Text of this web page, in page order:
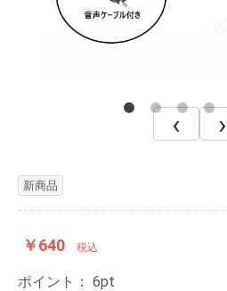
‹ ›
新商品
￥640 税込
ポイント： 6pt